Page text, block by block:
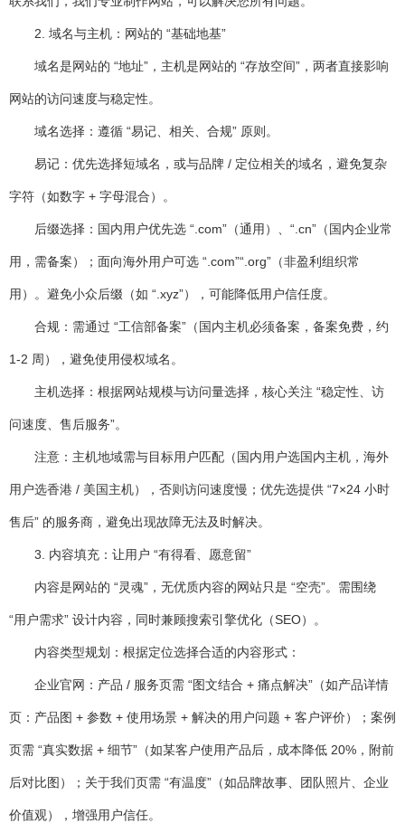
2. 域名与主机：网站的 “基础地基”
域名是网站的 “地址”，主机是网站的 “存放空间”，两者直接影响
网站的访问速度与稳定性。
域名选择 ：遵循 “易记、相关、合规” 原则。
易记：优先选择短域名 ，或与品牌 / 定位相关的域名 ，避免复杂
字符（如数字 + 字母混合）。
后缀选择：国内用户优先选 “.com”（通用）、“.cn”（国内企业常
用，需备案）；面向海外用户可选 “.com”“.org”（非盈利组织常
用）。避免小众后缀（如 “.xyz”），可能降低用户信任度。
合规：需通过 “工信部备案”（国内主机必须备案，备案免费，约
1-2 周），避免使用侵权域名 。
主机选择 ：根据网站规模与访问量选择，核心关注 “稳定性、访
问速度、售后服务”。
注意：主机地域需与目标用户匹配（国内用户选国内主机，海外
用户选香港 / 美国主机），否则访问速度慢；优先选提供 “7×24 小时
售后” 的服务商，避免出现故障无法及时解决。
3. 内容填充：让用户 “有得看、愿意留”
内容是网站的 “灵魂”，无优质内容的网站只是 “空壳”。需围绕
“用户需求” 设计内容，同时兼顾搜索引擎优化（SEO）。
内容类型规划 ：根据定位选择合适的内容形式：
企业官网：产品 / 服务页需 “图文结合 + 痛点解决”（如产品详情
页：产品图 + 参数 + 使用场景 + 解决的用户问题 + 客户评价）；案例
页需 “真实数据 + 细节”（如某客户使用产品后，成本降低 20%，附前
后对比图）；关于我们页需 “有温度”（如品牌故事、团队照片、企业
价值观），增强用户信任。